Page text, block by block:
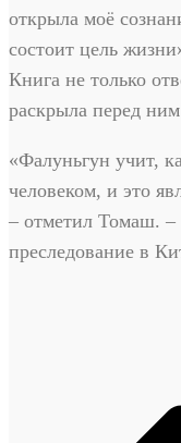
открыла моё
состоит цель
Книга не только
раскрыла перед
«Фалуньгун учит,
человеком, и это
– отметил Томаш.
преследование в